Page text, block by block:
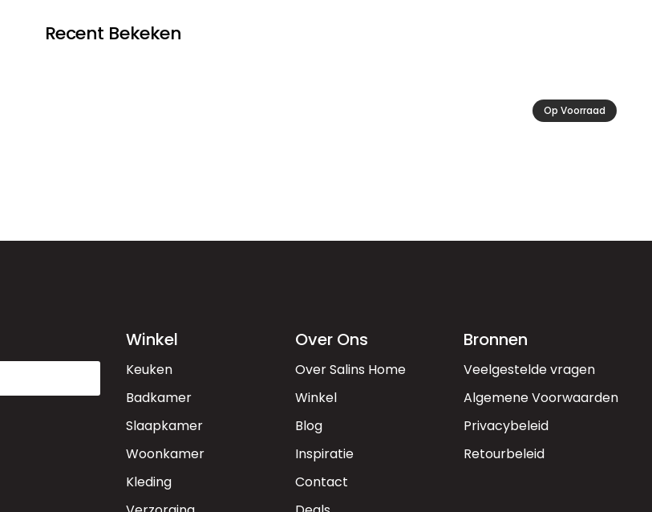
Recent Bekeken
Op Voorraad
Winkel
Keuken
Badkamer
Slaapkamer
Woonkamer
Kleding
Over Ons
Over Salins Home
Winkel
Blog
Inspiratie
Contact
Bronnen
Veelgestelde vragen
Algemene Voorwaarden
Privacybeleid
Retourbeleid